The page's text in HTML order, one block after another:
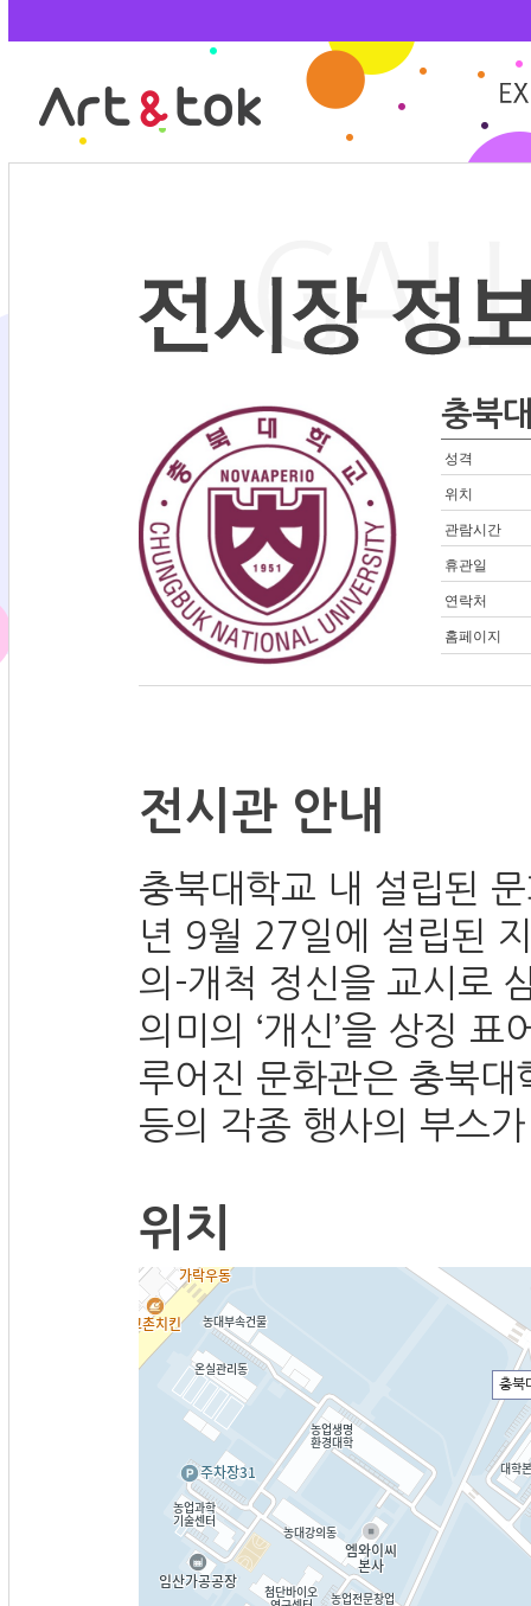
충북
성격
위치
관람시간
휴관일
연락처
홈페이지
전시관 안내
충북대학교 내 설립된
년 9월 27일에 설립된
의-개척 정신을 교시로
의미의 ‘개신’을 상징
루어진 문화관은 충북
등의 각종 행사의 부스
위치
충북